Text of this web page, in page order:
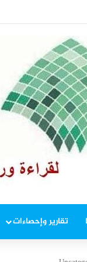
تقارير وإحصاءات